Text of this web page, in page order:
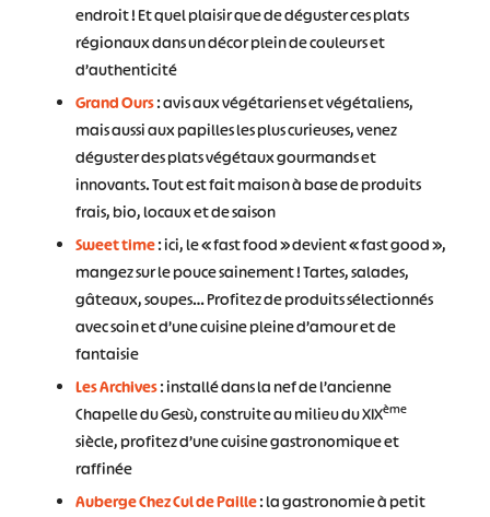
endroit ! Et quel plaisir que de déguster ces plats
régionaux dans un décor plein de couleurs et
d’authenticité
Grand Ours: avis aux végétariens et végétaliens,
mais aussi aux papilles les plus curieuses, venez
déguster des plats végétaux gourmands et
innovants. Tout est fait maison à base de produits
frais, bio, locaux et de saison
Sweet time: ici, le « fast food » devient « fast good »,
mangez sur le pouce sainement ! Tartes, salades,
gâteaux, soupes… Profitez de produits sélectionnés
avec soin et d’une cuisine pleine d’amour et de
fantaisie
Les Archives: installé dans la nef de l’ancienne
Chapelle du Gesù, construite au milieu du XIXème
siècle, profitez d’une cuisine gastronomique et
raffinée
Auberge Chez Cul de Paille: la gastronomie à petit